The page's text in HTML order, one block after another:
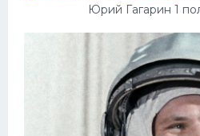
Юрий Гагарин 1